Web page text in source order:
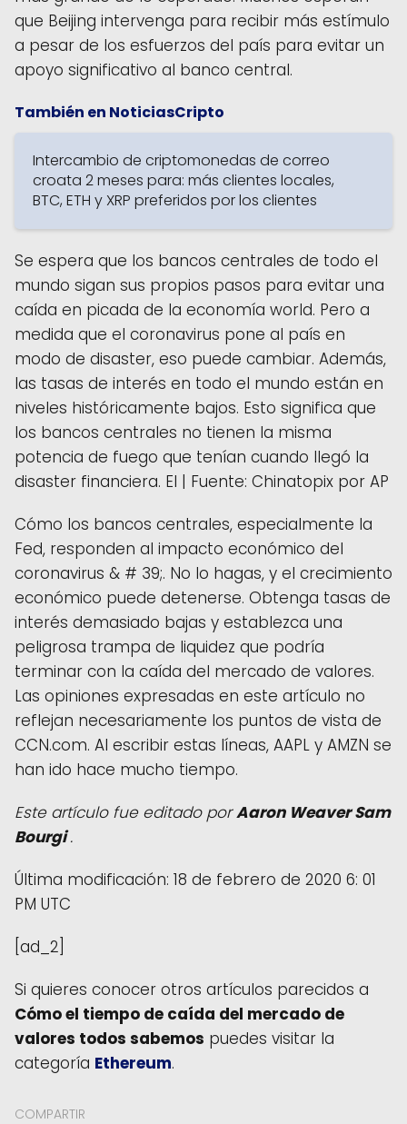
que Beijing intervenga para recibir más estímulo
a pesar de los esfuerzos del país para evitar un
apoyo significativo al banco central.
También en NoticiasCripto
Intercambio de criptomonedas de correo
croata 2 meses para: más clientes locales,
BTC, ETH y XRP preferidos por los clientes
Se espera que los bancos centrales de todo el
mundo sigan sus propios pasos para evitar una
caída en picada de la economía world. Pero a
medida que el coronavirus pone al país en
modo de disaster, eso puede cambiar. Además,
las tasas de interés en todo el mundo están en
niveles históricamente bajos. Esto significa que
los bancos centrales no tienen la misma
potencia de fuego que tenían cuando llegó la
disaster financiera. El | Fuente: Chinatopix por AP
Cómo los bancos centrales, especialmente la
Fed, responden al impacto económico del
coronavirus & # 39;. No lo hagas, y el crecimiento
económico puede detenerse. Obtenga tasas de
interés demasiado bajas y establezca una
peligrosa trampa de liquidez que podría
terminar con la caída del mercado de valores.
Las opiniones expresadas en este artículo no
reflejan necesariamente los puntos de vista de
CCN.com. Al escribir estas líneas, AAPL y AMZN se
han ido hace mucho tiempo.
Este artículo fue editado porAaron WeaverSam
Bourgi.
Última modificación: 18 de febrero de 2020 6: 01
PM UTC
[ad_2]
Si quieres conocer otros artículos parecidos a
Cómo el tiempo de caída del mercado de
valores todos sabemos puedes visitar la
categoría Ethereum.
COMPARTIR